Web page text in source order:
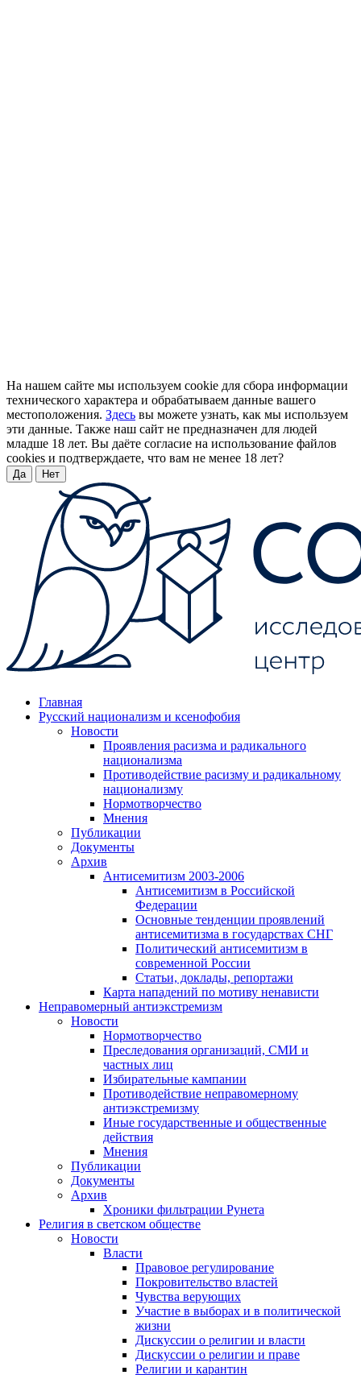
На нашем сайте мы используем cookie для сбора информации
технического характера и обрабатываем данные вашего
местоположения. Здесь вы можете узнать, как мы используем
эти данные. Также наш сайт не предназначен для людей
младше 18 лет. Вы даёте согласие на использование файлов
cookies и подтверждаете, что вам не менее 18 лет?
Да Нет
Главная
Русский национализм и ксенофобия
Новости
Проявления расизма и радикального
национализма
Противодействие расизму и радикальному
национализму
Нормотворчество
Мнения
Публикации
Документы
Архив
Антисемитизм 2003-2006
Антисемитизм в Российской
Федерации
Основные тенденции проявлений
антисемитизма в государствах СНГ
Политический антисемитизм в
современной России
Статьи, доклады, репортажи
Карта нападений по мотиву ненависти
Неправомерный антиэкстремизм
Новости
Нормотворчество
Преследования организаций, СМИ и
частных лиц
Избирательные кампании
Противодействие неправомерному
антиэкстремизму
Иные государственные и общественные
действия
Мнения
Публикации
Документы
Архив
Хроники фильтрации Рунета
Религия в светском обществе
Новости
Власти
Правовое регулирование
Покровительство властей
Чувства верующих
Участие в выборах и в политической
жизни
Дискуссии о религии и власти
Дискуссии о религии и праве
Религии и карантин